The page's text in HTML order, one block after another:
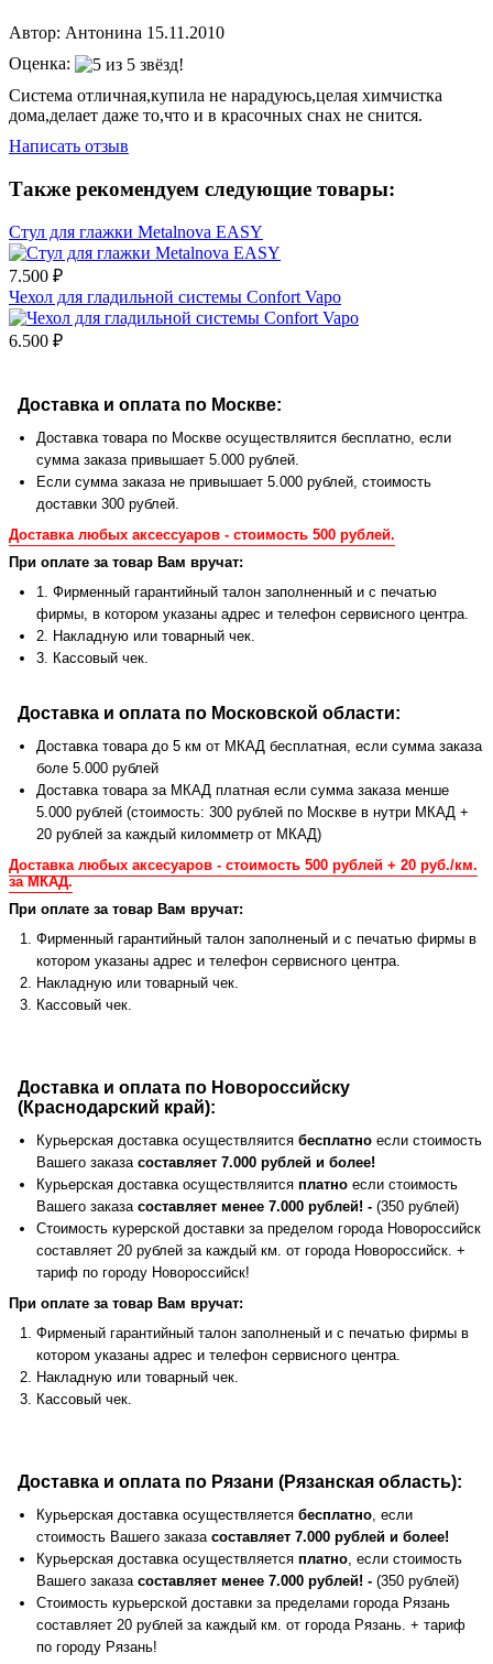
Автор: Антонина 15.11.2010
Оценка:
Система отличная,купила не нарадуюсь,целая химчистка
дома,делает даже то,что и в красочных снах не снится.
Написать отзыв
Также рекомендуем следующие товары:
Стул для глажки Metalnova EASY
7.500 ₽
Чехол для гладильной системы Confort Vapo
6.500 ₽
Доставка и оплата по Москве:
Доставка товара по Москве осуществляится бесплатно, если
сумма заказа привышает 5.000 рублей.
Если сумма заказа не привышает 5.000 рублей, стоимость
доставки 300 рублей.
Доставка любых аксессуаров - стоимость 500 рублей.
При оплате за товар Вам вручат:
1. Фирменный гарантийный талон заполненный и с печатью
фирмы, в котором указаны адрес и телефон сервисного центра.
2. Накладную или товарный чек.
3. Кассовый чек.
Доставка и оплата по Московской области:
Доставка товара до 5 км от МКАД бесплатная, если сумма заказа
боле 5.000 рублей
Доставка товара за МКАД платная если сумма заказа менше
5.000 рублей (стоимость: 300 рублей по Москве в нутри МКАД +
20 рублей за каждый киломметр от МКАД)
Доставка любых аксесуаров - стоимость 500 рублей + 20 руб./км.
за МКАД.
При оплате за товар Вам вручат:
Фирменный гарантийный талон заполненый и с печатью фирмы в
котором указаны адрес и телефон сервисного центра.
Накладную или товарный чек.
Кассовый чек.
Доставка и оплата по Новороссийску
(Краснодарский край):
Курьерская доставка осуществляится бесплатно если стоимость
Вашего заказа составляет 7.000 рублей и более!
Курьерская доставка осуществляится платно если стоимость
Вашего заказа составляет менее 7.000 рублей! - (350 рублей)
Стоимость курерской доставки за пределом города Новороссийск
составляет 20 рублей за каждый км. от города Новороссийск. +
тариф по городу Новороссийск!
При оплате за товар Вам вручат:
Фирменый гарантийный талон заполненый и с печатью фирмы в
котором указаны адрес и телефон сервисного центра.
Накладную или товарный чек.
Кассовый чек.
Доставка и оплата по Рязани (Рязанская область):
Курьерская доставка осуществляется бесплатно, если
стоимость Вашего заказа составляет 7.000 рублей и более!
Курьерская доставка осуществляется платно, если стоимость
Вашего заказа составляет менее 7.000 рублей! - (350 рублей)
Стоимость курьерской доставки за пределами города Рязань
составляет 20 рублей за каждый км. от города Рязань. + тариф
по городу Рязань!